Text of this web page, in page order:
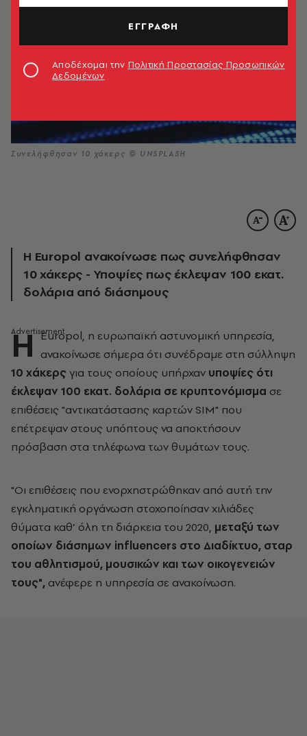
Συνελήφθησαν 10 χάκερς © UNSPLASH
H Europol ανακοίνωσε πως συνελήφθησαν
10 χάκερς - Υποψίες πως έκλεψαν 100 εκατ.
δολάρια από διάσημους
Η Europol, η ευρωπαϊκή αστυνομική υπηρεσία,
ανακοίνωσε σήμερα ότι συνέδραμε στη σύλληψη
10 χάκερς για τους οποίους υπήρχαν υποψίες ότι
έκλεψαν 100 εκατ. δολάρια σε κρυπτονόμισμα σε
επιθέσεις "αντικατάστασης καρτών SIM" που
επέτρεψαν στους υπόπτους να αποκτήσουν
πρόσβαση στα τηλέφωνα των θυμάτων τους.
"Οι επιθέσεις που ενορχηστρώθηκαν από αυτή την
εγκληματική οργάνωση στοχοποίησαν χιλιάδες
θύματα καθ’ όλη τη διάρκεια του 2020, μεταξύ των
οποίων διάσημων influencers στο Διαδίκτυο, σταρ
του αθλητισμού, μουσικών και των οικογενειών
τους", ανέφερε η υπηρεσία σε ανακοίνωση.
ΕΓΓΡΑΦΗ
Αποδέχομαι την Πολιτική Προστασίας Προσωπικών
Δεδομένων